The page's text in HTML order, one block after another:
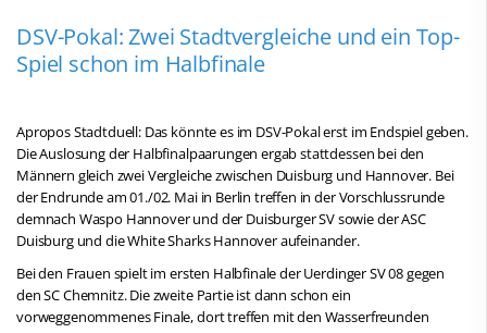
DSV-Pokal: Zwei Stadtvergleiche und ein Top-
Spiel schon im Halbfinale
Apropos Stadtduell: Das könnte es im DSV-Pokal erst im Endspiel geben.
Die Auslosung der Halbfinalpaarungen ergab stattdessen bei den
Männern gleich zwei Vergleiche zwischen Duisburg und Hannover. Bei
der Endrunde am 01./02. Mai in Berlin treffen in der Vorschlussrunde
demnach Waspo Hannover und der Duisburger SV sowie der ASC
Duisburg und die White Sharks Hannover aufeinander.
Bei den Frauen spielt im ersten Halbfinale der Uerdinger SV 08 gegen
den SC Chemnitz. Die zweite Partie ist dann schon ein
vorweggenommenes Finale, dort treffen mit den Wasserfreunden